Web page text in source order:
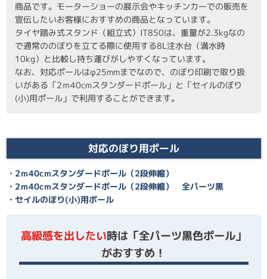
商品です。モーターショーの展示会やキッチンカーでの販売を
宣伝したいお客様におすすめの商品となっています。
タイヤ踏み式スタンド（組立式）IT850は、重量が2.3kgなの
で通常ののぼりを立てる際に使用する8L注水台（満水時
10kg）と比較し持ち運びがしやすくなっています。
なお、対応ポールはφ25mmまでなので、のぼり印刷で取り扱
いがある「2ｍ40cmスタンダードポール」と「セイルのぼり
(小)用ポール」で利用することができます。
対応のぼり用ポール
・2ｍ40cmスタンダードポール（2段伸縮）
・2ｍ40cmスタンダードポール（2段伸縮） 全パーツ黒
・セイルのぼり(小)用ポール
高級感を出したい時は「全パーツ黒色ポール」
がおすすめ！